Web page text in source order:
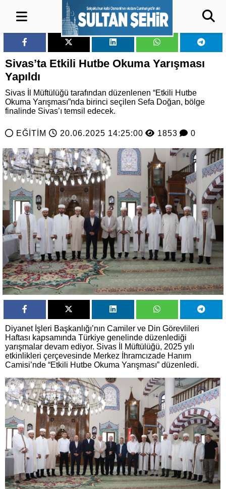
Sivas’ta Etkili Hutbe Okuma Yarışması
Yapıldı
Sivas İl Müftülüğü tarafından düzenlenen “Etkili Hutbe
Okuma Yarışması”nda birinci seçilen Sefa Doğan, bölge
finalinde Sivas’ı temsil edecek.
EĞİTİM 20.06.2025 14:25:00 1853 0
Diyanet İşleri Başkanlığı’nın Camiler ve Din Görevlileri
Haftası kapsamında Türkiye genelinde düzenlediği
yarışmalar devam ediyor. Sivas İl Müftülüğü, 2025 yılı
etkinlikleri çerçevesinde Merkez İhramcızade Hanım
Camisi’nde “Etkili Hutbe Okuma Yarışması” düzenledi.